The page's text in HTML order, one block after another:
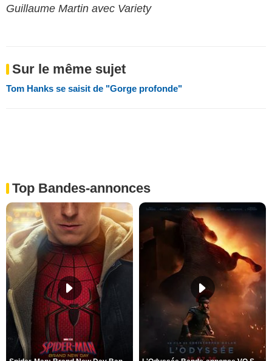
Guillaume Martin avec Variety
Sur le même sujet
Tom Hanks se saisit de "Gorge profonde"
Top Bandes-annonces